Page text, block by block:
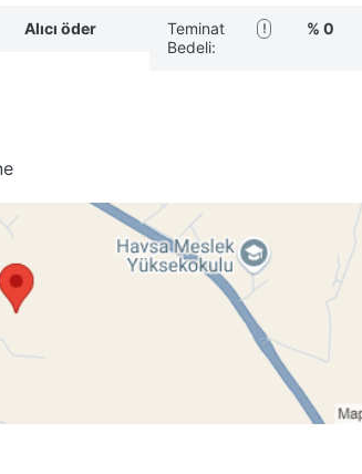
Alıcı öder
Teminat
Bedeli:
! % 0